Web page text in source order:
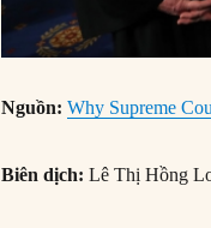
Nguồn: Why Supreme
Biên dịch: Lê Thị Hồng